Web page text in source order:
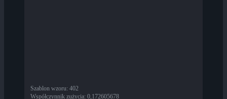
Szablon wzoru: 402
Współczynnik zużycia: 0,172605678